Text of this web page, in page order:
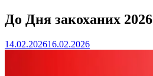
До Дня закоханих 2026
14.02.202616.02.2026